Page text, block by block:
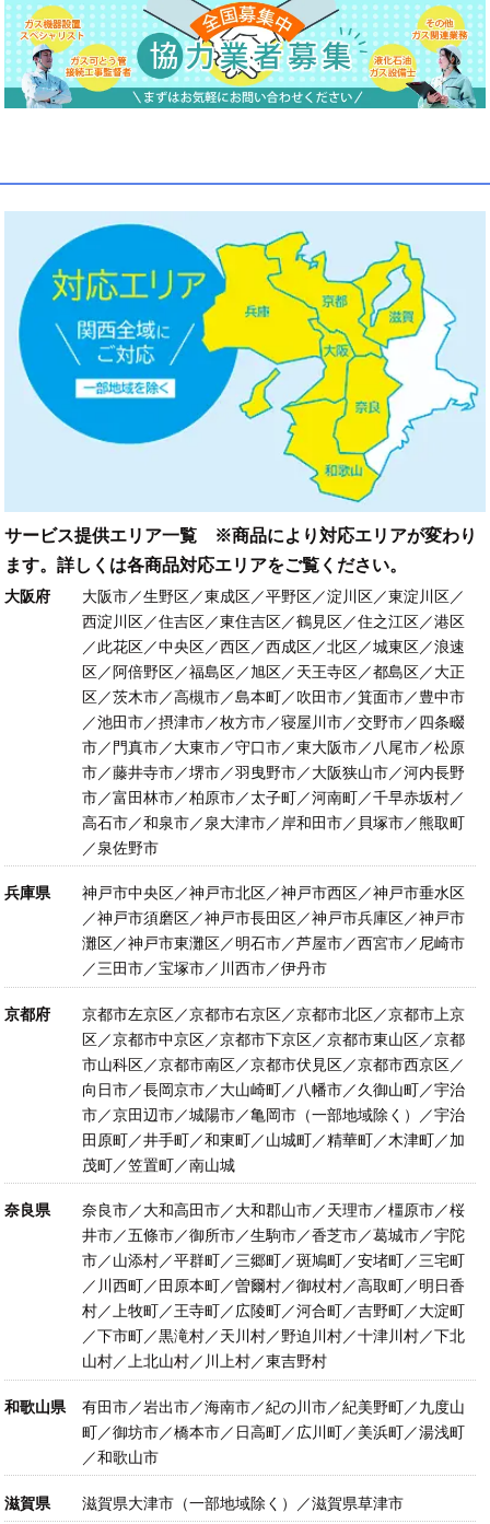
サービス提供エリア一覧 ※商品により対応エリアが変わり
ます。詳しくは各商品対応エリアをご覧ください。
大阪府
大阪市／生野区／東成区／平野区／淀川区／東淀川区／
西淀川区／住吉区／東住吉区／鶴見区／住之江区／港区
／此花区／中央区／西区／西成区／北区／城東区／浪速
区／阿倍野区／福島区／旭区／天王寺区／都島区／大正
区／茨木市／高槻市／島本町／吹田市／箕面市／豊中市
／池田市／摂津市／枚方市／寝屋川市／交野市／四条畷
市／門真市／大東市／守口市／東大阪市／八尾市／松原
市／藤井寺市／堺市／羽曳野市／大阪狭山市／河内長野
市／富田林市／柏原市／太子町／河南町／千早赤坂村／
高石市／和泉市／泉大津市／岸和田市／貝塚市／熊取町
／泉佐野市
兵庫県
神戸市中央区／神戸市北区／神戸市西区／神戸市垂水区
／神戸市須磨区／神戸市長田区／神戸市兵庫区／神戸市
灘区／神戸市東灘区／明石市／芦屋市／西宮市／尼崎市
／三田市／宝塚市／川西市／伊丹市
京都府
京都市左京区／京都市右京区／京都市北区／京都市上京
区／京都市中京区／京都市下京区／京都市東山区／京都
市山科区／京都市南区／京都市伏見区／京都市西京区／
向日市／長岡京市／大山崎町／八幡市／久御山町／宇治
市／京田辺市／城陽市／亀岡市（一部地域除く）／宇治
田原町／井手町／和東町／山城町／精華町／木津町／加
茂町／笠置町／南山城
奈良県
奈良市／大和高田市／大和郡山市／天理市／橿原市／桜
井市／五條市／御所市／生駒市／香芝市／葛城市／宇陀
市／山添村／平群町／三郷町／斑鳩町／安堵町／三宅町
／川西町／田原本町／曽爾村／御杖村／高取町／明日香
村／上牧町／王寺町／広陵町／河合町／吉野町／大淀町
／下市町／黒滝村／天川村／野迫川村／十津川村／下北
山村／上北山村／川上村／東吉野村
和歌山県
有田市／岩出市／海南市／紀の川市／紀美野町／九度山
町／御坊市／橋本市／日高町／広川町／美浜町／湯浅町
／和歌山市
滋賀県 滋賀県大津市（一部地域除く）／滋賀県草津市